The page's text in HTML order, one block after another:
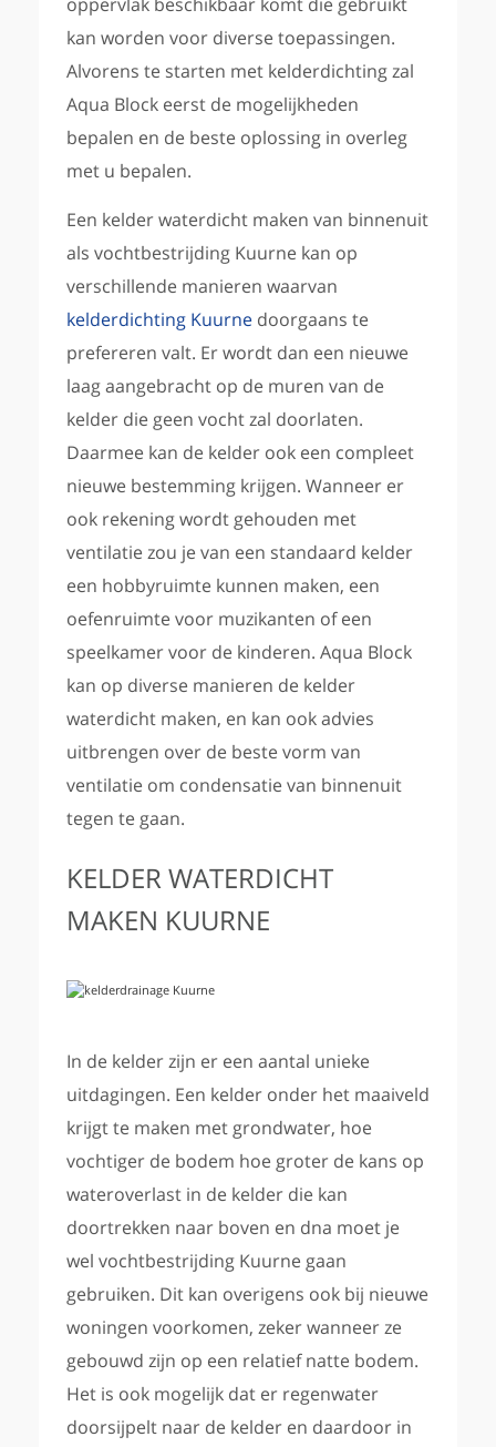
kan worden voor diverse toepassingen.
Alvorens te starten met kelderdichting zal
Aqua Block eerst de mogelijkheden
bepalen en de beste oplossing in overleg
met u bepalen.
Een kelder waterdicht maken van binnenuit
als vochtbestrijding Kuurne kan op
verschillende manieren waarvan
kelderdichting Kuurne doorgaans te
prefereren valt. Er wordt dan een nieuwe
laag aangebracht op de muren van de
kelder die geen vocht zal doorlaten.
Daarmee kan de kelder ook een compleet
nieuwe bestemming krijgen. Wanneer er
ook rekening wordt gehouden met
ventilatie zou je van een standaard kelder
een hobbyruimte kunnen maken, een
oefenruimte voor muzikanten of een
speelkamer voor de kinderen. Aqua Block
kan op diverse manieren de kelder
waterdicht maken, en kan ook advies
uitbrengen over de beste vorm van
ventilatie om condensatie van binnenuit
tegen te gaan.
KELDER WATERDICHT
MAKEN KUURNE
In de kelder zijn er een aantal unieke
uitdagingen. Een kelder onder het maaiveld
krijgt te maken met grondwater, hoe
vochtiger de bodem hoe groter de kans op
wateroverlast in de kelder die kan
doortrekken naar boven en dna moet je
wel vochtbestrijding Kuurne gaan
gebruiken. Dit kan overigens ook bij nieuwe
woningen voorkomen, zeker wanneer ze
gebouwd zijn op een relatief natte bodem.
Het is ook mogelijk dat er regenwater
doorsijpelt naar de kelder en daardoor in